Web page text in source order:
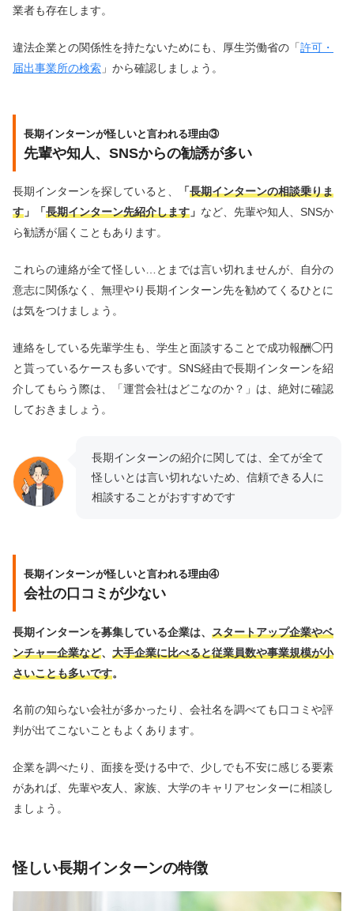
業者も存在します。
違法企業との関係性を持たないためにも、厚生労働省の「許可・
届出事業所の検索 」から確認しましょう。
長期インターンが怪しいと言われる理由③
先輩や知人、SNSからの勧誘が多い
長期インターンを探していると、 「長期インターンの相談乗りま
す 」「長期インターン先紹介します 」 など、先輩や知人、SNSか
ら勧誘が届くこともあります。
これらの連絡が全て怪しい…とまでは言い切れませんが、自分の
意志に関係なく、無理やり長期インターン先を勧めてくるひとに
は気をつけましょう。
連絡をしている先輩学生も、学生と面談することで成功報酬◯円
と貰っているケースも多いです。SNS経由で長期インターンを紹
介してもらう際は、「運営会社はどこなのか？」は、絶対に確認
しておきましょう。
長期インターンの紹介に関しては、全てが全て
怪しいとは言い切れないため、信頼できる人に
相談することがおすすめです
長期インターンが怪しいと言われる理由④
会社の口コミが少ない
長期インターンを募集している企業は、 スタートアップ企業やベ
ンチャー企業など、 大手企業に比べると従業員数や事業規模が小
さいことも多いです。
名前の知らない会社が多かったり、会社名を調べても口コミや評
判が出てこないこともよくあります。
企業を調べたり、面接を受ける中で、少しでも不安に感じる要素
があれば、先輩や友人、家族、大学のキャリアセンターに相談し
ましょう。
怪しい長期インターンの特徴